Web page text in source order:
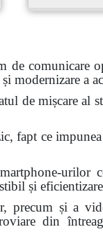
de comunicare
modernizare a
de mișcare al
fapt ce
urilor
și
precum și a
din